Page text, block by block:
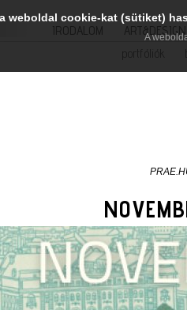
IRODALOM ART&DESIGN
portfóliók
weboldal cookie-kat (sütiket)
A